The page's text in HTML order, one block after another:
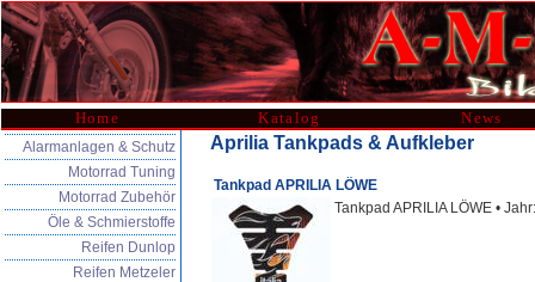
Home Katalog News
Alarmanlagen & Schutz
Motorrad Tuning
Motorrad Zubehör
Öle & Schmierstoffe
Reifen Dunlop
Reifen Metzeler
Aprilia Tankpads & Aufkleber
Tankpad APRILIA LÖWE
Tankpad APRILIA LÖWE •